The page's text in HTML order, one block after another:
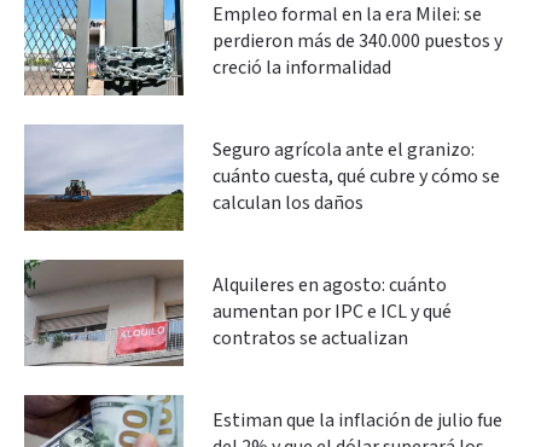
Empleo formal en la era Milei: se
perdieron más de 340.000 puestos y
creció la informalidad
Seguro agrícola ante el granizo:
cuánto cuesta, qué cubre y cómo se
calculan los daños
Alquileres en agosto: cuánto
aumentan por IPC e ICL y qué
contratos se actualizan
Estiman que la inflación de julio fue